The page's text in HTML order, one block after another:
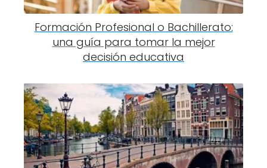
Formación Profesional o Bachillerato:
una guía para tomar la mejor
decisión educativa